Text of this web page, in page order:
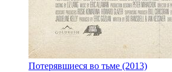
Потерявшиеся во тьме (2013)